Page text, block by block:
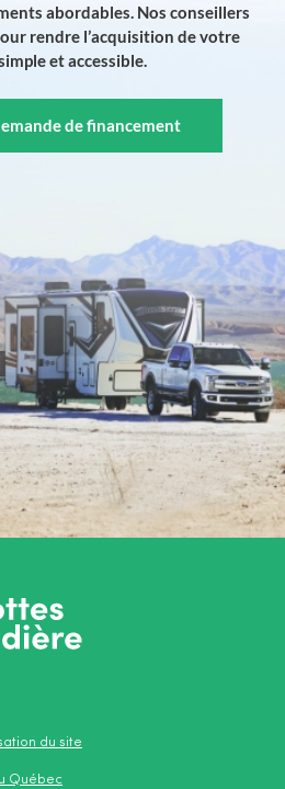
abordables. Nos conseillers
rendre l’acquisition de votre
et accessible.
de financement
du site
Québec